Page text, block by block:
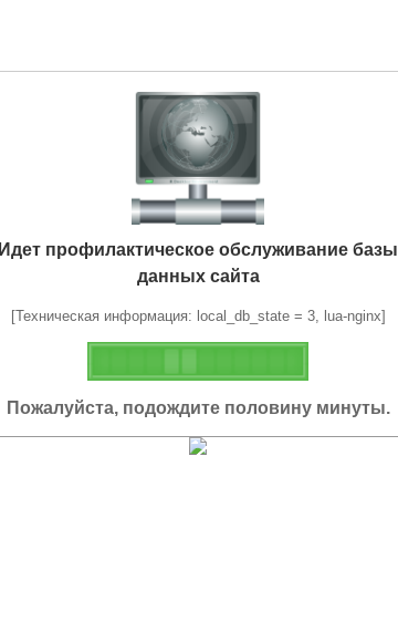
Идет профилактическое обслуживание базы
данных сайта
[Техническая информация: local_db_state = 3, lua-nginx]
Пожалуйста, подождите половину минуты.